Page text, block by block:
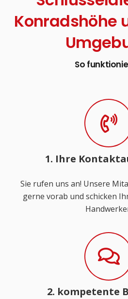
Konradshöhe
So
1. Ihre
Sie rufen uns an! Unsere
gerne vorab und schicken
2. kompetente